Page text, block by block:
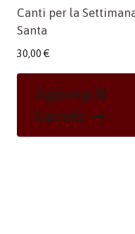
Canti per la
Santa
30,00 €
Aggiungi Al
Carrello